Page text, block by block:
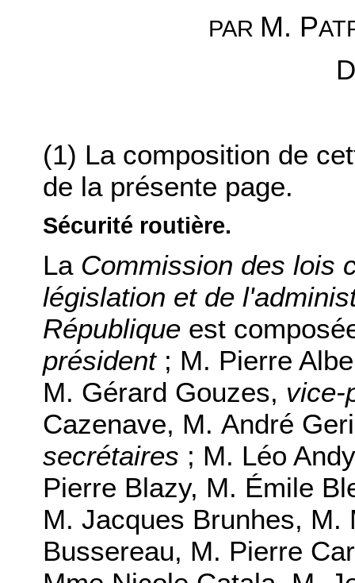
PAR M. P
(1) La composition de
de la présente page.
Sécurité routière.
La Commission des lois
législation et de
République est
président; M. Pierre
M. Gérard Gouzes, vice-
Cazenave, M. André
secrétaires ; M. Léo
Pierre Blazy, M. Émile
M. Jacques Brunhes, M.
Bussereau, M. Pierre